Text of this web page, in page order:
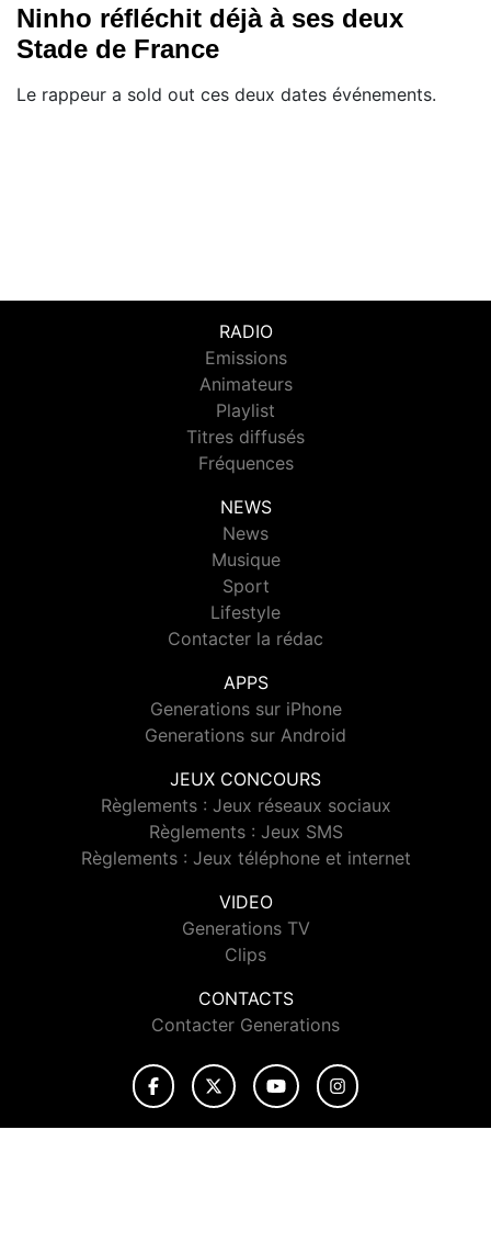
Ninho réfléchit déjà à ses deux
Stade de France
Le rappeur a sold out ces deux dates événements.
RADIO
Emissions
Animateurs
Playlist
Titres diffusés
Fréquences
NEWS
News
Musique
Sport
Lifestyle
Contacter la rédac
APPS
Generations sur iPhone
Generations sur Android
JEUX CONCOURS
Règlements : Jeux réseaux sociaux
Règlements : Jeux SMS
Règlements : Jeux téléphone et internet
VIDEO
Generations TV
Clips
CONTACTS
Contacter Generations